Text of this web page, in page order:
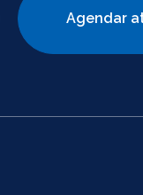
Agendar